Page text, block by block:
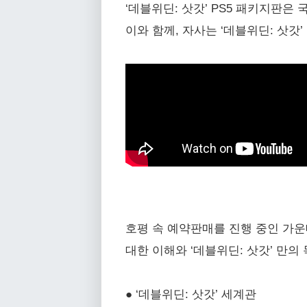
‘데블위딘: 삿갓’ PS5 패키지판은
이와 함께, 자사는 ‘데블위딘: 삿
호평 속 예약판매를 진행 중인 가
대한 이해와 ‘데블위딘: 삿갓’ 만
● ‘데블위딘: 삿갓’ 세계관